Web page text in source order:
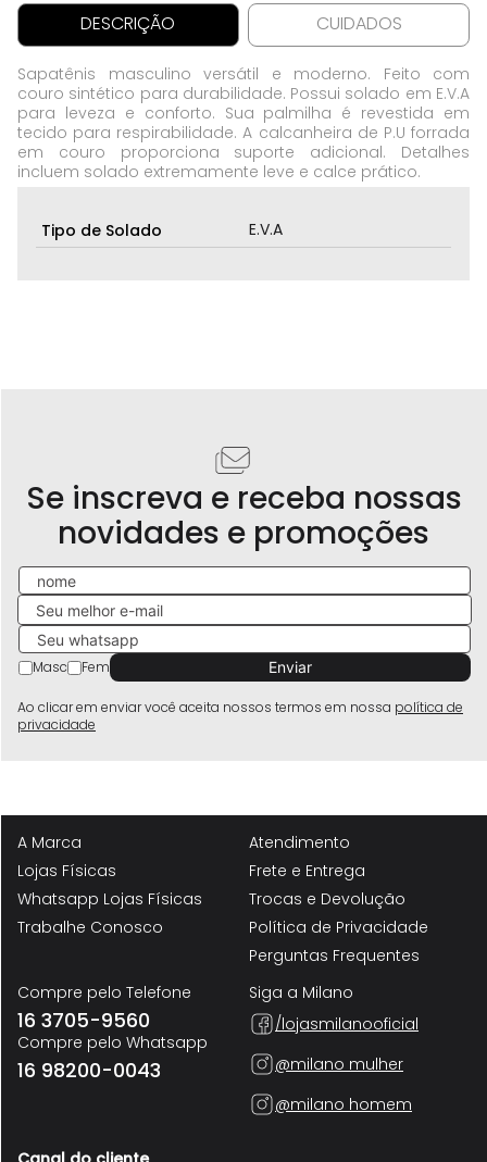
DESCRIÇÃO CUIDADOS
Sapatênis masculino versátil e moderno. Feito com
couro sintético para durabilidade. Possui solado em E.V.A
para leveza e conforto. Sua palmilha é revestida em
tecido para respirabilidade. A calcanheira de P.U forrada
em couro proporciona suporte adicional. Detalhes
incluem solado extremamente leve e calce prático.
Tipo de Solado E.V.A
Se inscreva e receba nossas
novidades e promoções
Masc Fem
Ao clicar em enviar você aceita nossos termos em nossa política de
privacidade
A Marca
Lojas Físicas
Whatsapp Lojas Físicas
Trabalhe Conosco
Atendimento
Frete e Entrega
Trocas e Devolução
Política de Privacidade
Perguntas Frequentes
Compre pelo Telefone
16 3705-9560
Compre pelo Whatsapp
16 98200-0043
Siga a Milano
/lojasmilanooficial
@milano mulher
@milano homem